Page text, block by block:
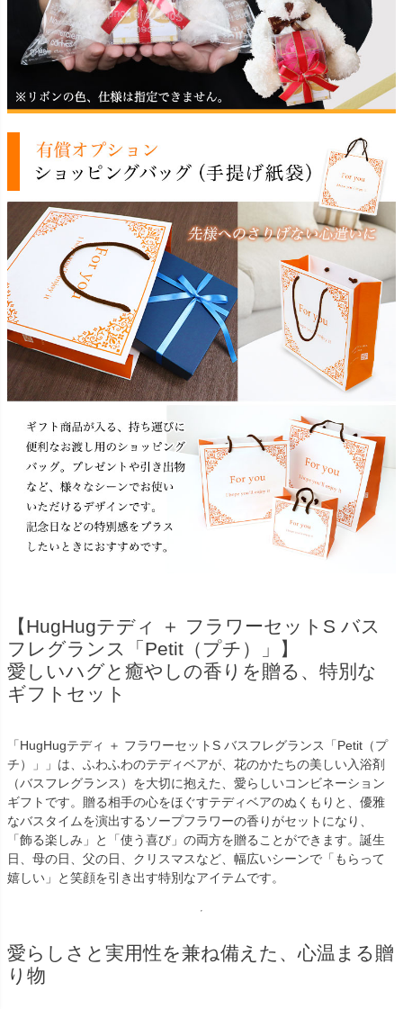
【HugHugテディ ＋ フラワーセットS バス
フレグランス「Petit（プチ）」】
愛しいハグと癒やしの香りを贈る、特別な
ギフトセット
「HugHugテディ ＋ フラワーセットS バスフレグランス「Petit（プ
チ）」」は、ふわふわのテディベアが、花のかたちの美しい入浴剤
（バスフレグランス）を大切に抱えた、愛らしいコンビネーション
ギフトです。贈る相手の心をほぐすテディベアのぬくもりと、優雅
なバスタイムを演出するソープフラワーの香りがセットになり、
「飾る楽しみ」と「使う喜び」の両方を贈ることができます。誕生
日、母の日、父の日、クリスマスなど、幅広いシーンで「もらって
嬉しい」と笑顔を引き出す特別なアイテムです。
愛らしさと実用性を兼ね備えた、心温まる贈
り物